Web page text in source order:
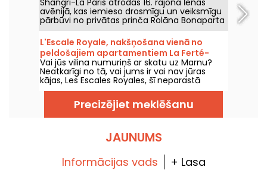
greznību, atrodas d'Iéna Avenue.
avēnijā, kas iemieso drosmīgu un veiksmīgu
pārbūvi no privātas prinča Rolāna Bonaparta
pils par viesnīcu, kas iekļauta vēstures
pieminekļu sarakstā, un izcilu pili.
L'Escale Royale, nakšņošana vienā no
peldošajiem apartamentiem La Ferté-
sous-Jouarre (77)
Vai jūs vilina numuriņš ar skatu uz Marnu?
Neatkarīgi no tā, vai jums ir vai nav jūras
kājas, Les Escales Royales, šī neparastā
naktsmītne uz ūdens, piedāvā iespēju
pavadīt nakti (vai vairāk, ja vēlaties) kādā no
peldošajiem apartamentiem netālu no La
Ferté-sous-Jouarre.
Precizējiet meklēšanu
JAUNUMS
Informācijas vads + Lasa